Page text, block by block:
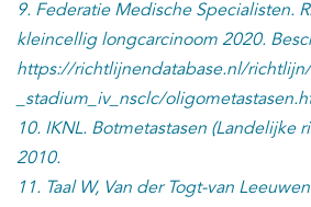
9. Federatie Medische Specialisten.
kleincellig longcarcinoom 2020.
https://richtlijnendatabase.nl/
_stadium_iv_nsclc/
10. IKNL. Botmetastasen (Landelijke
2010.
11. Taal W, Van der Togt-van